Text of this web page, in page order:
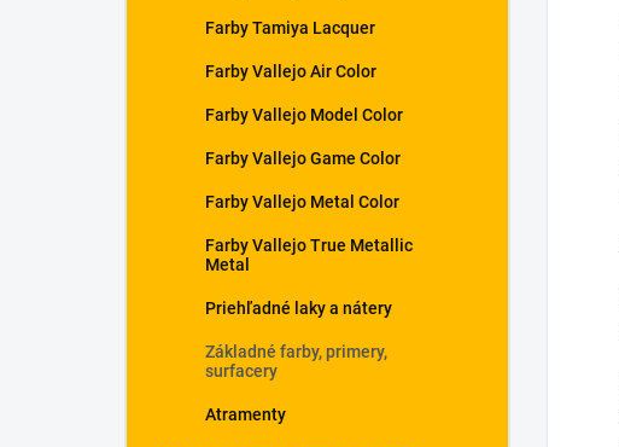
Farby Tamiya Lacquer
Farby Vallejo Air Color
Farby Vallejo Model Color
Farby Vallejo Game Color
Farby Vallejo Metal Color
Farby Vallejo True Metallic
Metal
Priehľadné laky a nátery
Základné farby, primery,
surfacery
Atramenty